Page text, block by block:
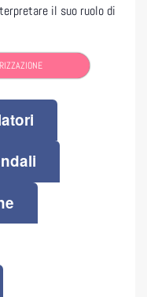
il suo ruolo di